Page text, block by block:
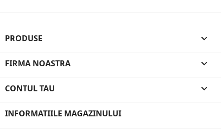
PRODUSE 
FIRMA NOASTRA 
CONTUL TAU 
INFORMATIILE MAGAZINULUI